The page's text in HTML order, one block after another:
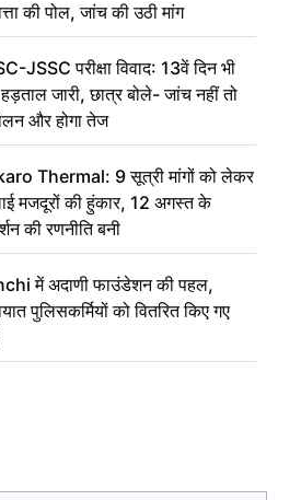
की पोल, जांच की उठी मांग
JSSC परीक्षा विवाद: 13वें दिन भी
जारी, छात्र बोले- जांच नहीं तो
और होगा तेज
Thermal: 9 सूत्री मांगों को लेकर
मजदूरों की हुंकार, 12 अगस्त के
की रणनीति बनी
में अदाणी फाउंडेशन की पहल,
पुलिसकर्मियों को वितरित किए गए